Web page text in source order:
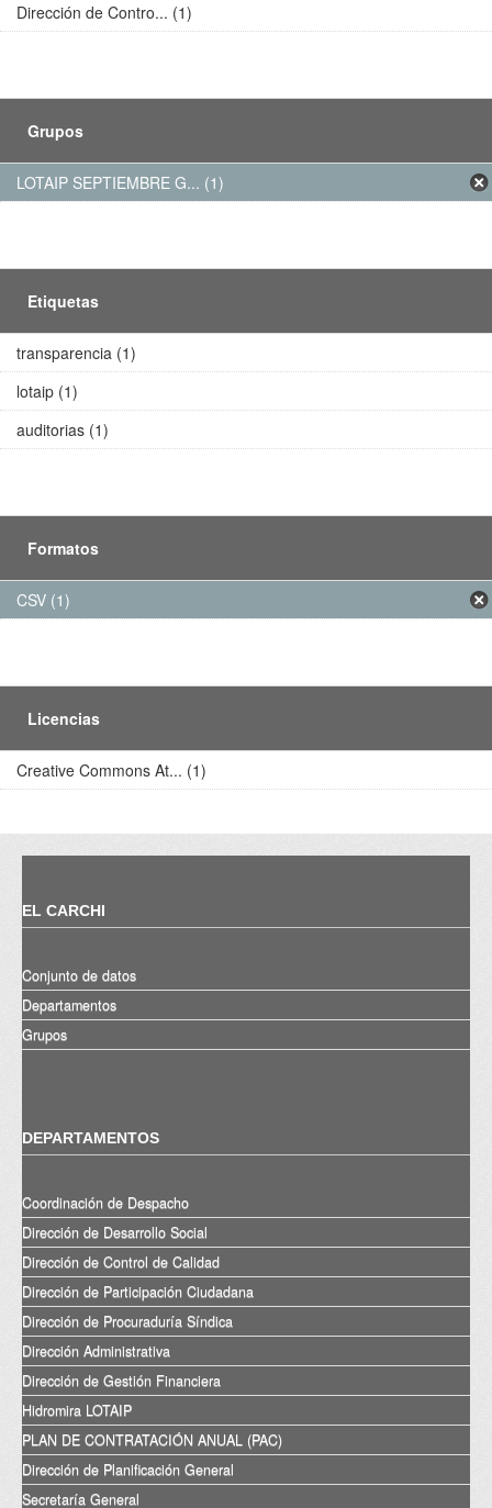
Dirección de Contro... (1)
Grupos
LOTAIP SEPTIEMBRE G... (1)
Etiquetas
transparencia (1)
lotaip (1)
auditorias (1)
Formatos
CSV (1)
Licencias
Creative Commons At... (1)
EL CARCHI
Conjunto de datos
Departamentos
Grupos
DEPARTAMENTOS
Coordinación de Despacho
Dirección de Desarrollo Social
Dirección de Control de Calidad
Dirección de Participación Ciudadana
Dirección de Procuraduría Síndica
Dirección Administrativa
Dirección de Gestión Financiera
Hidromira LOTAIP
PLAN DE CONTRATACIÓN ANUAL (PAC)
Dirección de Planificación General
Secretaría General